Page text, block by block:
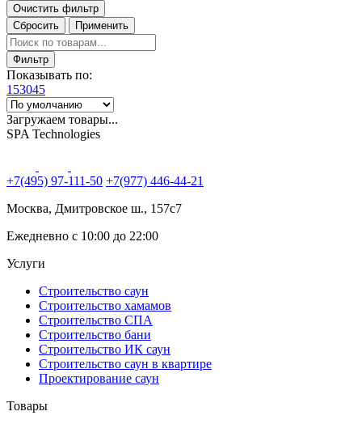
Очистить фильтр
Сбросить
Применить
Фильтр
Показывать по:
153045
Загружаем товары...
SPA Technologies
+7(495) 97-111-50 +7(977) 446-44-21
Москва, Дмитровское ш., 157с7
Ежедневно с 10:00 до 22:00
Услуги
Строительство саун
Строительство хамамов
Строительство СПА
Строительство бани
Строительство ИК саун
Строительство саун в квартире
Проектирование саун
Товары